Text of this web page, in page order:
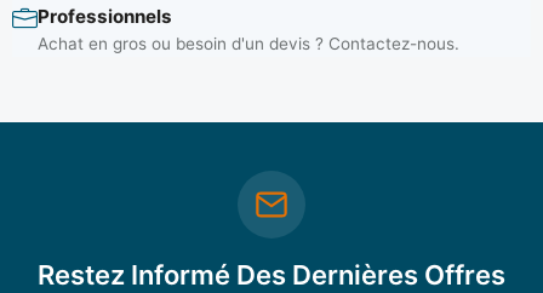
Professionnels
Achat en gros ou besoin d'un devis ? Contactez-nous.
Restez Informé Des Dernières Offres